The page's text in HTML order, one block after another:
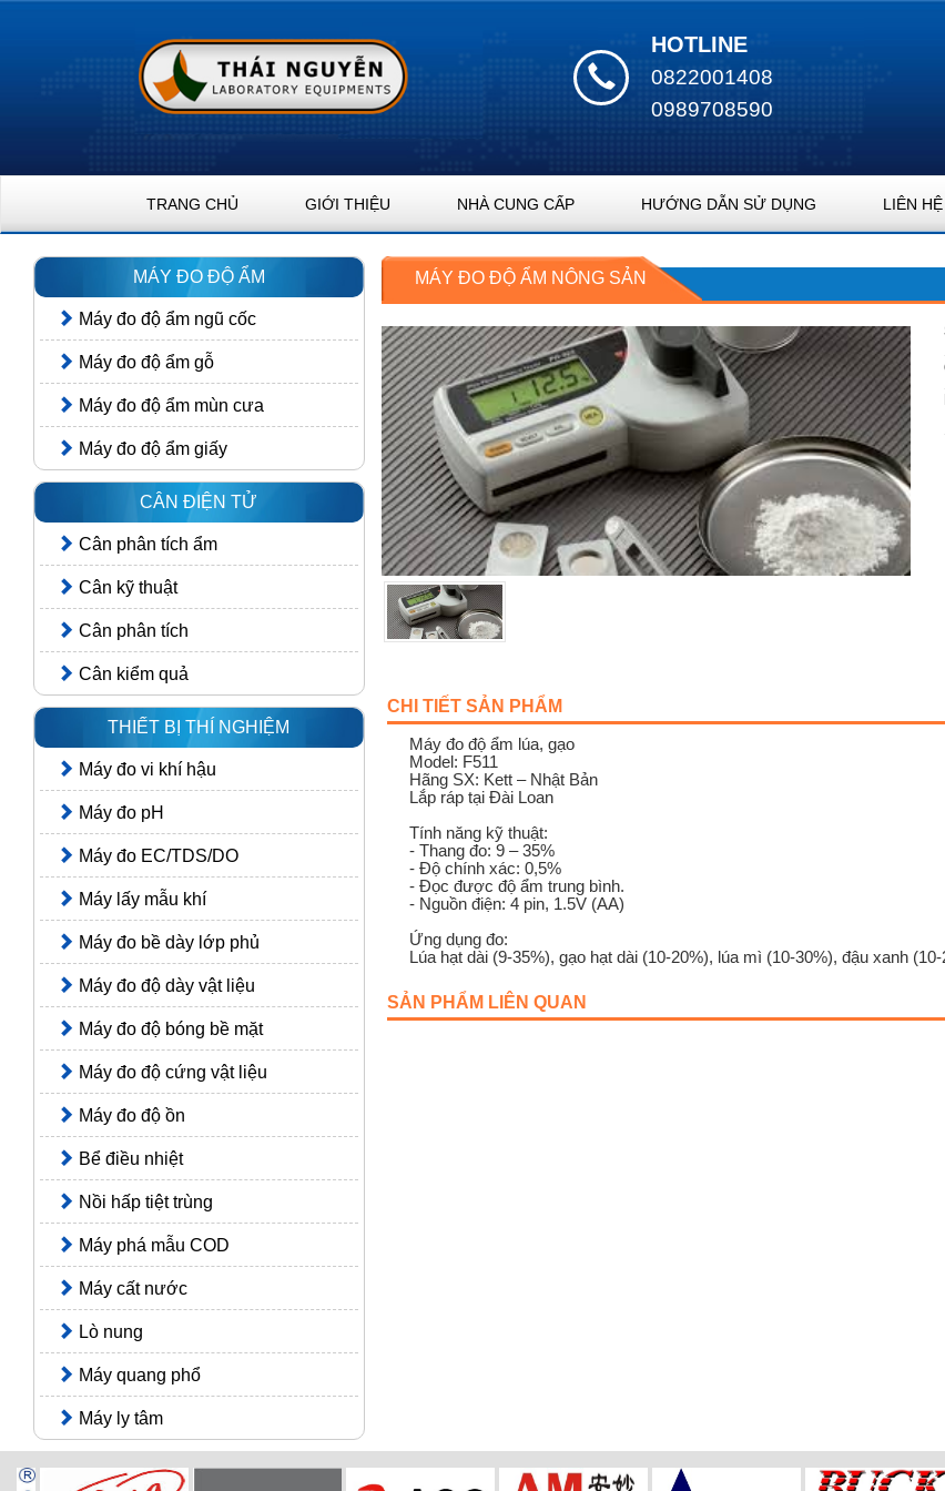
HOTLINE
0822001408
0989708590
TRANG CHỦ GIỚI THIỆU NHÀ CUNG CẤP HƯỚNG DẪN SỬ DỤNG LIÊN HỆ
MÁY ĐO ĐỘ ẨM
Máy đo độ ẩm ngũ cốc
Máy đo độ ẩm gỗ
Máy đo độ ẩm mùn cưa
Máy đo độ ẩm giấy
CÂN ĐIỆN TỬ
Cân phân tích ẩm
Cân kỹ thuật
Cân phân tích
Cân kiểm quả
THIẾT BỊ THÍ NGHIỆM
Máy đo vi khí hậu
Máy đo pH
Máy đo EC/TDS/DO
Máy lấy mẫu khí
Máy đo bề dày lớp phủ
Máy đo độ dày vật liệu
Máy đo độ bóng bề mặt
Máy đo độ cứng vật liệu
Máy đo độ ồn
Bể điều nhiệt
Nồi hấp tiệt trùng
Máy phá mẫu COD
Máy cất nước
Lò nung
Máy quang phổ
Máy ly tâm
MÁY ĐO ĐỘ ẨM NÔNG SẢN
CHI TIẾT SẢN PHẨM
Máy đo độ ẩm lúa, gạo
Model: F511
Hãng SX: Kett – Nhật Bản
Lắp ráp tại Đài Loan
Tính năng kỹ thuật:
- Thang đo: 9 – 35%
- Độ chính xác: 0,5%
- Đọc được độ ẩm trung bình.
- Nguồn điện: 4 pin, 1.5V (AA)
Ứng dụng đo:
Lúa hạt dài (9-35%), gạo hạt dài (10-20%), lúa mì (10-30%), đậu xanh
SẢN PHẨM LIÊN QUAN